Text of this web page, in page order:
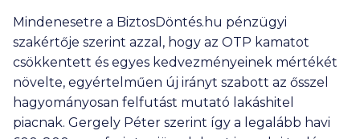
Mindenesetre a BiztosDöntés.hu pénzügyi
szakértője szerint azzal, hogy az OTP kamatot
csökkentett és egyes kedvezményeinek mértékét
növelte, egyértelműen új irányt szabott az ősszel
hagyományosan felfutást mutató lakáshitel
piacnak. Gergely Péter szerint így a legalább havi